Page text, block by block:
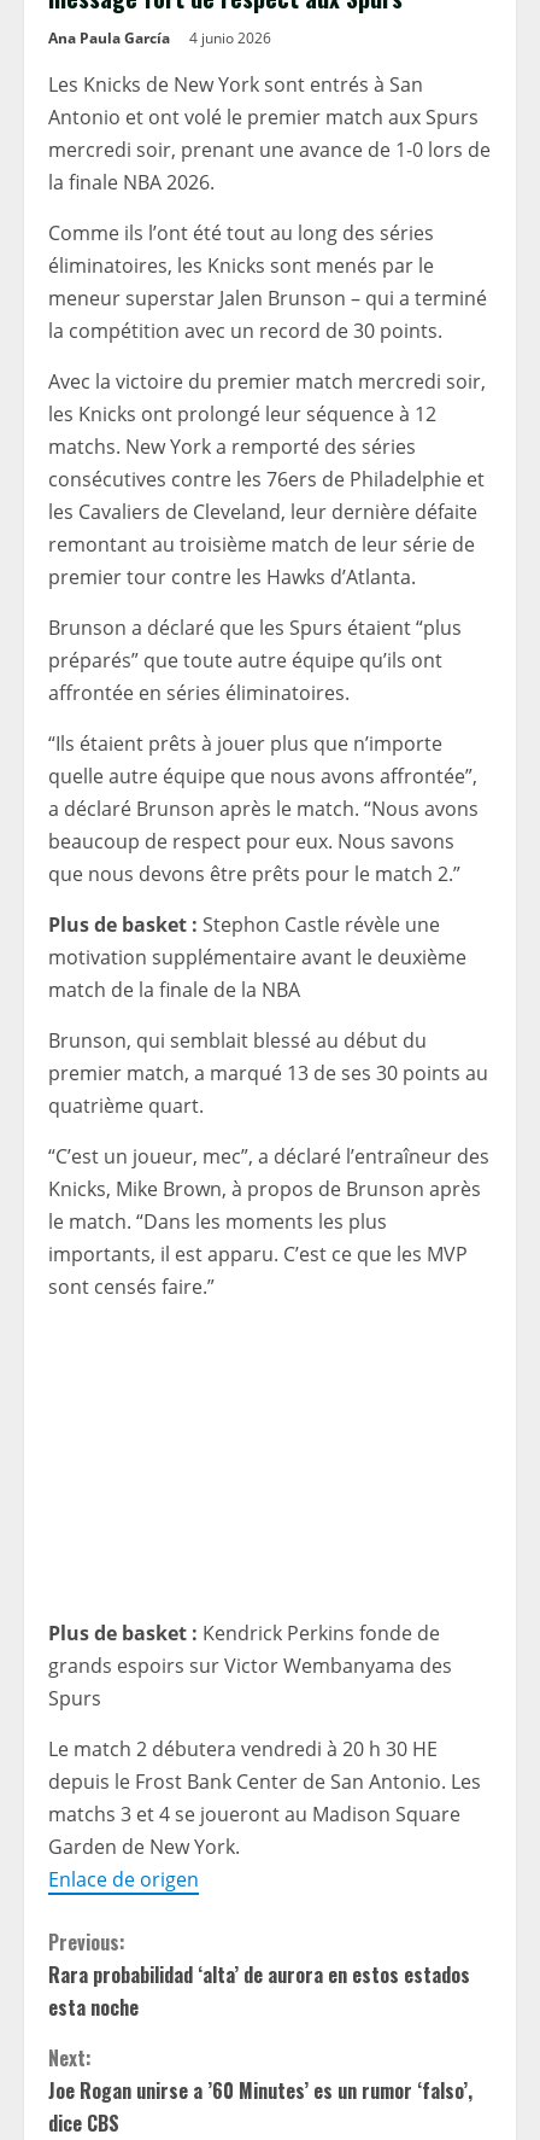
Ana Paula García 4 junio 2026
Les Knicks de New York sont entrés à San
Antonio et ont volé le premier match aux Spurs
mercredi soir, prenant une avance de 1-0 lors de
la finale NBA 2026.
Comme ils l’ont été tout au long des séries
éliminatoires, les Knicks sont menés par le
meneur superstar Jalen Brunson – qui a terminé
la compétition avec un record de 30 points.
Avec la victoire du premier match mercredi soir,
les Knicks ont prolongé leur séquence à 12
matchs. New York a remporté des séries
consécutives contre les 76ers de Philadelphie et
les Cavaliers de Cleveland, leur dernière défaite
remontant au troisième match de leur série de
premier tour contre les Hawks d’Atlanta.
Brunson a déclaré que les Spurs étaient “plus
préparés” que toute autre équipe qu’ils ont
affrontée en séries éliminatoires.
“Ils étaient prêts à jouer plus que n’importe
quelle autre équipe que nous avons affrontée”,
a déclaré Brunson après le match. “Nous avons
beaucoup de respect pour eux. Nous savons
que nous devons être prêts pour le match 2.”
Plus de basket : Stephon Castle révèle une
motivation supplémentaire avant le deuxième
match de la finale de la NBA
Brunson, qui semblait blessé au début du
premier match, a marqué 13 de ses 30 points au
quatrième quart.
“C’est un joueur, mec”, a déclaré l’entraîneur des
Knicks, Mike Brown, à propos de Brunson après
le match. “Dans les moments les plus
importants, il est apparu. C’est ce que les MVP
sont censés faire.”
Plus de basket : Kendrick Perkins fonde de
grands espoirs sur Victor Wembanyama des
Spurs
Le match 2 débutera vendredi à 20 h 30 HE
depuis le Frost Bank Center de San Antonio. Les
matchs 3 et 4 se joueront au Madison Square
Garden de New York.
Enlace de origen
C
o
n
t
Previous:
Rara probabilidad ‘alta’ de aurora en estos estados
esta noche
Next:
Joe Rogan unirse a ’60 Minutes’ es un rumor ‘falso’,
dice CBS